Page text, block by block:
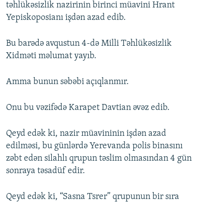
XƏBƏR BÜLLETENLƏRIMIZ
təhlükəsizlik nazirinin birinci müavini Hrant
Yepiskoposianı işdən azad edib.
Bu barədə avqustun 4-də Milli Təhlükəsizlik
Xidməti məlumat yayıb.
Amma bunun səbəbi açıqlanmır.
Onu bu vəzifədə Karapet Davtian əvəz edib.
Qeyd edək ki, nazir müavininin işdən azad
edilməsi, bu günlərdə Yerevanda polis binasını
zəbt edən silahlı qrupun təslim olmasından 4 gün
sonraya təsadüf edir.
Qeyd edək ki, “Sasna Tsrer” qrupunun bir sıra